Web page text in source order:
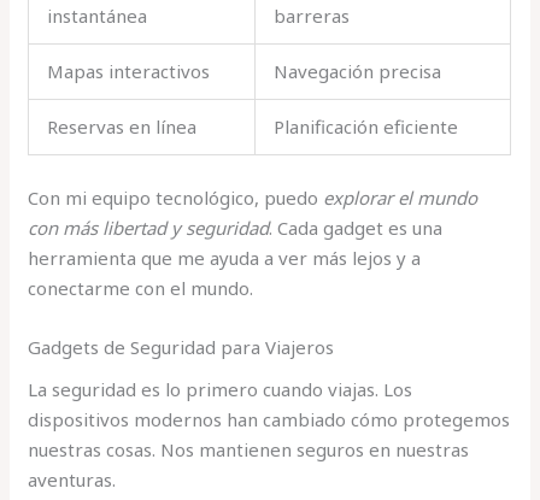
instantánea
barreras
Mapas interactivos Navegación precisa
Reservas en línea Planificación eficiente
Con mi equipo tecnológico, puedo explorar el mundo
con más libertad y seguridad. Cada gadget es una
herramienta que me ayuda a ver más lejos y a
conectarme con el mundo.
Gadgets de Seguridad para Viajeros
La seguridad es lo primero cuando viajas. Los
dispositivos modernos han cambiado cómo protegemos
nuestras cosas. Nos mantienen seguros en nuestras
aventuras.